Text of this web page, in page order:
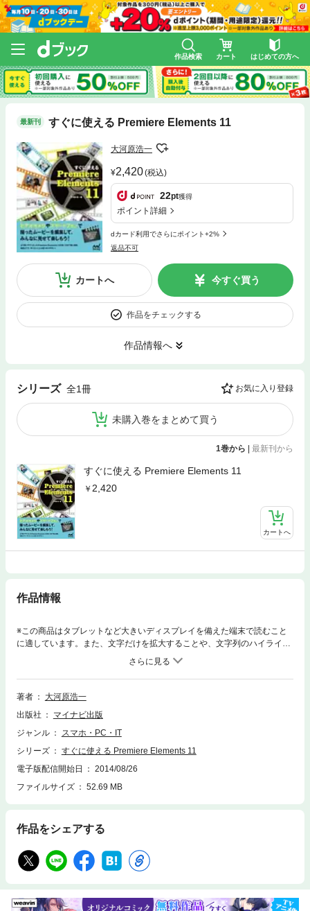
作品検索 カート はじめての方へ
最新刊 すぐに使える Premiere Elements 11
大河原浩一
2,420(税込)
22pt獲得
ポイント詳細
dカード利用でさらにポイント+2%
返品不可
カートへ 今すぐ買う
作品をチェックする
作品情報へ
シリーズ 全1冊 お気に入り登録
未購入巻をまとめて買う
1巻から 最新刊から
すぐに使える Premiere Elements 11
2,420
カートへ
作品情報
※この商品はタブレットなど大きいディスプレイを備えた端末で読むこと
に適しています。また、文字だけを拡大することや、文字列のハイライ
ト、検索、辞書の参照、引用などの機能が使用できません。本書は、「Ad
obe Premiere Elements 11」を使った動画編集について解説する本です。
動画の取り込みからつなぎ合わせ、色の補正やエフェクトなどの加工、音
楽の追加、書き出し、Webへのアップロードなど、本書を読めばひととお
ts 11」では、使いやすさ向上のため、ワークスペースが一新されていま
す。この新しいワークスペースをうまく使いこなせるよう丁寧に説明して
ック」と「エキスパート」、どちらのモードについても説明しています。
もちろん新機能「タイムリマップ」（動画の一部分の再生速度を変化させ
象に、サンプルを使ったわかりやすく説明。また、少しソフトに慣れてき
集の流れに沿いつつも、やりたい目的からも探せるような項目立ての構成
デオカメラやスマートフォン、カメラ内蔵の動画撮影機能で撮りためた動
画をPremiere Elementsで編集してみたい方、YouTubeに動画をアップロ
有されている方が対象です。本書にはソフトウェアは付属しておりませ
著者
大河原浩一
出版社
マイナビ出版
ジャンル
スマホ・PC・IT
シリーズ
すぐに使える Premiere Elements 11
電子版配信開始日
2014/08/26
ファイルサイズ
52.69 MB
作品をシェアする